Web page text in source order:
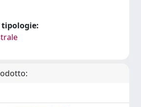
tipologie: